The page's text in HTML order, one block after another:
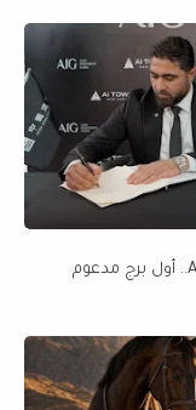
AIG تتعاقد مع CSCEC الصينية لتنفيذ AI Tower.. أول برج مدعوم